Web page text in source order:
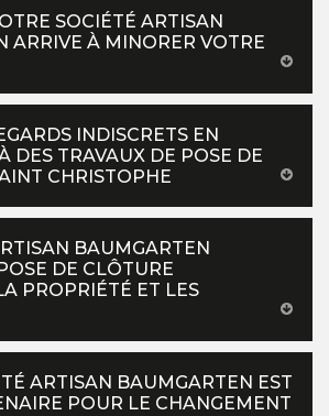
SOCIÉTÉ ARTISAN
ARRIVE À MINORER VOTRE
INDISCRETS EN
DES TRAVAUX DE POSE DE
CHRISTOPHE
BAUMGARTEN
DE CLÔTURE
PROPRIÉTÉ ET LES
ARTISAN BAUMGARTEN EST
POUR LE CHANGEMENT